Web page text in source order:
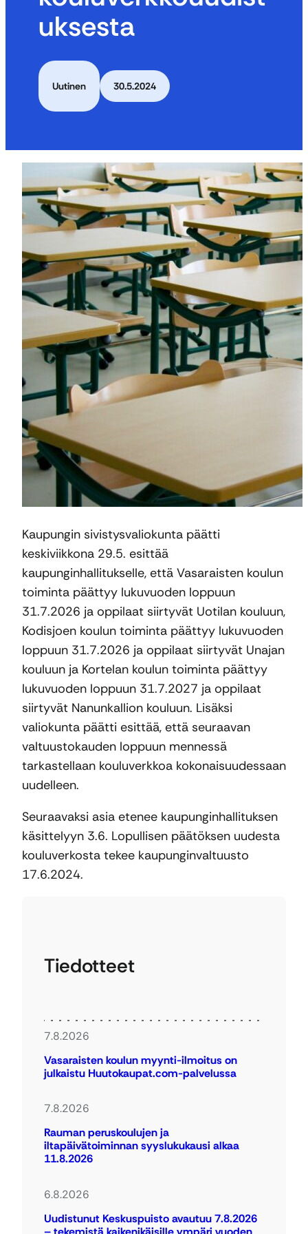
uksesta
Uutinen 30.5.2024
Kaupungin sivistysvaliokunta päätti
keskiviikkona 29.5. esittää
kaupunginhallitukselle, että Vasaraisten koulun
toiminta päättyy lukuvuoden loppuun
31.7.2026 ja oppilaat siirtyvät Uotilan kouluun,
Kodisjoen koulun toiminta päättyy lukuvuoden
loppuun 31.7.2026 ja oppilaat siirtyvät Unajan
kouluun ja Kortelan koulun toiminta päättyy
lukuvuoden loppuun 31.7.2027 ja oppilaat
siirtyvät Nanunkallion kouluun. Lisäksi
valiokunta päätti esittää, että seuraavan
valtuustokauden loppuun mennessä
tarkastellaan kouluverkkoa kokonaisuudessaan
uudelleen.
Seuraavaksi asia etenee kaupunginhallituksen
käsittelyyn 3.6. Lopullisen päätöksen uudesta
kouluverkosta tekee kaupunginvaltuusto
17.6.2024.
Tiedotteet
7.8.2026
Vasaraisten koulun myynti-ilmoitus on
julkaistu Huutokaupat.com-palvelussa
7.8.2026
Rauman peruskoulujen ja
iltapäivätoiminnan syyslukukausi alkaa
11.8.2026
6.8.2026
Uudistunut Keskuspuisto avautuu 7.8.2026